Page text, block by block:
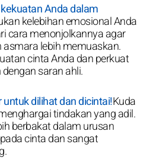
Anda dalam
kelebihan emosional Anda
cara menonjolkannya agar
asmara lebih memuaskan.
cinta Anda dan perkuat
saran ahli.
untuk dilihat dan dicintai!Kuda
tindakan yang adil.
berbakat dalam urusan
cinta dan sangat